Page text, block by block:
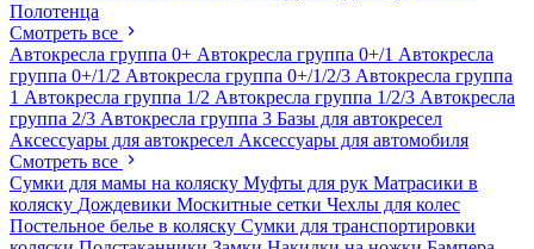
Полотенца
Смотреть все
Автокресла группа 0+ Автокресла группа 0+/1 Автокресла
группа 0+/1/2 Автокресла группа 0+/1/2/3 Автокресла группа
1 Автокресла группа 1/2 Автокресла группа 1/2/3 Автокресла
группа 2/3 Автокресла группа 3 Базы для автокресел
Аксессуары для автокресел Аксессуары для автомобиля
Смотреть все
Сумки для мамы на коляску Муфты для рук Матрасики в
коляску Дождевики Москитные сетки Чехлы для колес
Постельное белье в коляску Сумки для транспортировки